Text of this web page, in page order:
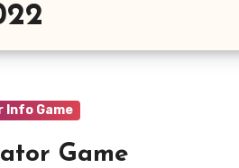
Info Game
Game